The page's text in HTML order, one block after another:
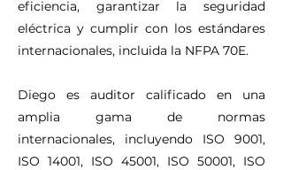
eficiencia, garantizar la seguridad
eléctrica y cumplir con los estándares
internacionales, incluida la NFPA 70E.
Diego es auditor calificado en una
amplia gama de normas
internacionales, incluyendo ISO 9001,
ISO 14001, ISO 45001, ISO 50001, ISO